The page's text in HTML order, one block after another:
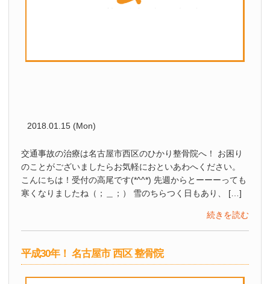
2018.01.15 (Mon)
交通事故の治療は名古屋市西区のひかり整骨院へ！ お困り
のことがございましたらお気軽におといあわへください。
こんにちは！受付の高尾です(*^^*) 先週からとーーーっても
寒くなりましたね（；＿；） 雪のちらつく日もあり、 […]
続きを読む
平成30年！ 名古屋市 西区 整骨院